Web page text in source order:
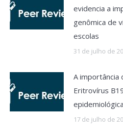
evidencia a
genômica de
escolas
31 de julho de
A importância
Eritrovírus
epidemiológica
17 de julho de